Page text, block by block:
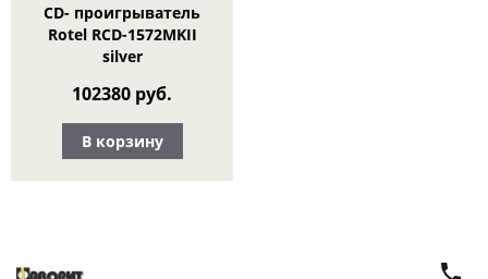
CD- проигрыватель
Rotel RCD-1572MKII
silver
102380 руб.
В корзину